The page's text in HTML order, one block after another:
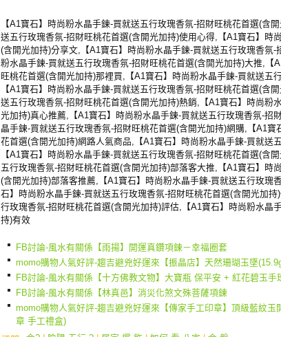
【A1寶石】時尚粉水晶手鍊-買就送五行玫瑰香氛-招財旺桃花首選(含
送五行玫瑰香氛-招財旺桃花首選(含開光加持)使用心得,【A1寶石】時
(含開光加持)分享文,【A1寶石】時尚粉水晶手鍊-買就送五行玫瑰香氛
粉水晶手鍊-買就送五行玫瑰香氛-招財旺桃花首選(含開光加持)大推,【
旺桃花首選(含開光加持)那裡買,【A1寶石】時尚粉水晶手鍊-買就送五
【A1寶石】時尚粉水晶手鍊-買就送五行玫瑰香氛-招財旺桃花首選(含
送五行玫瑰香氛-招財旺桃花首選(含開光加持)熱銷,【A1寶石】時尚粉
光加持)真心推薦,【A1寶石】時尚粉水晶手鍊-買就送五行玫瑰香氛-招
晶手鍊-買就送五行玫瑰香氛-招財旺桃花首選(含開光加持)網購,【A1
花首選(含開光加持)網路人氣商品,【A1寶石】時尚粉水晶手鍊-買就送
【A1寶石】時尚粉水晶手鍊-買就送五行玫瑰香氛-招財旺桃花首選(含
五行玫瑰香氛-招財旺桃花首選(含開光加持)部落客大推,【A1寶石】時
(含開光加持)部落客推薦,【A1寶石】時尚粉水晶手鍊-買就送五行玫瑰
石】時尚粉水晶手鍊-買就送五行玫瑰香氛-招財旺桃花首選(含開光加
行玫瑰香氛-招財旺桃花首選(含開光加持)評估,【A1寶石】時尚粉水晶
持)有效
FB討論-風水有關係【雨揚】開運真鑽項鍊－幸福圈套
momo購物人氣好評-趨吉避兇好運來【振晶店】天然珊瑚玉墜
FB討論-風水有關係【十方佛教文物】大寶瓶 保平安 + 紅花碧玉手
FB討論-風水有關係【林真邑】消災化煞文殊菩薩項鍊
momo購物人氣好評-趨吉避兇好運來【傳家手工印章】頂級藍紋
章 手工禮盒)